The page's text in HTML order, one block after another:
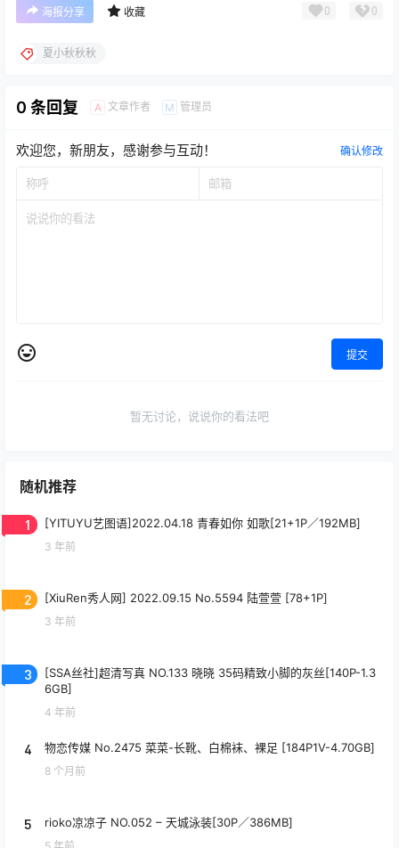
海报分享 收藏 0 0
夏小秋秋秋
0 条回复 A 文章作者 M 管理员
欢迎您，新朋友，感谢参与互动！ 确认修改
提交
暂无讨论，说说你的看法吧
随机推荐
1 [YITUYU艺图语]2022.04.18 青春如你 如歌[21+1P／192MB]
3 年前
2 [XiuRen秀人网] 2022.09.15 No.5594 陆萱萱 [78+1P]
3 年前
3
[SSA丝社]超清写真 NO.133 晓晓 35码精致小脚的灰丝[140P-1.3
6GB]
4 年前
4 物恋传媒 No.2475 菜菜-长靴、白棉袜、裸足 [184P1V-4.70GB]
8 个月前
5 rioko凉凉子 NO.052 – 天城泳装[30P／386MB]